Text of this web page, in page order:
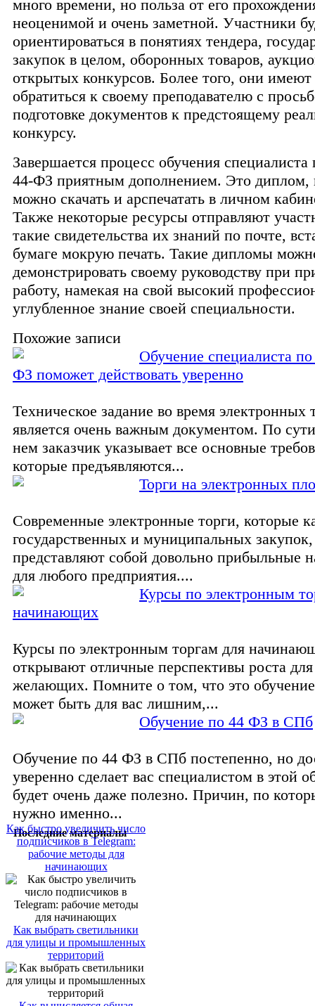
много времени, но польза от его
неоценимой и очень заметной. Участники
ориентироваться в понятиях тендера,
закупок в целом, оборонных товаров,
открытых конкурсов. Более того, они
обратиться к своему преподавателю с
подготовке документов к предстоящему
конкурсу.
Завершается процесс обучения специалиста
44-ФЗ приятным дополнением. Это диплом,
можно скачать и арспечатать в личном
Также некоторые ресурсы отправляют
такие свидетельства их знаний по почте,
бумаге мокрую печать. Такие дипломы
демонстрировать своему руководству при
работу, намекая на свой высокий
углубленное знание своей специальности.
Похожие записи
Обучение специалиста
ФЗ поможет действовать уверенно
Техническое задание во время электронных
является очень важным документом. По
нем заказчик указывает все основные
которые предъявляются...
Торги на электронных
Современные электронные торги, которые
государственных и муниципальных закупок,
представляют собой довольно прибыльные
для любого предприятия....
Курсы по электронным
начинающих
Курсы по электронным торгам для
открывают отличные перспективы роста для
желающих. Помните о том, что это
может быть для вас лишним,...
Обучение по 44 ФЗ в СПб
Обучение по 44 ФЗ в СПб постепенно, но
уверенно сделает вас специалистом в этой
будет очень даже полезно. Причин, по
нужно именно...
Последние материалы
Как быстро увеличить число
подписчиков в Telegram:
рабочие методы для
начинающих
Как выбрать светильники
для улицы и промышленных
территорий